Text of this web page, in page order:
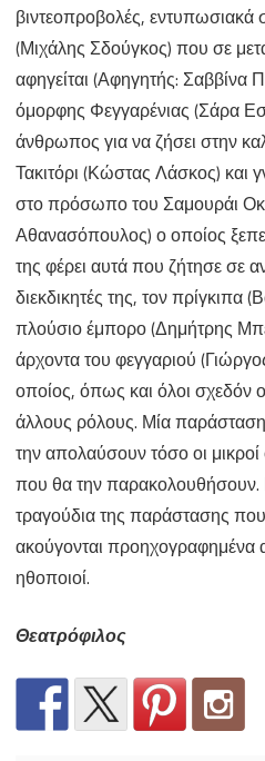
βιντεοπροβολές, εντυπωσιακά
(Μιχάλης Σδούγκος) που σε
αφηγείται (Αφηγητής: Σαββίνα
όμορφης Φεγγαρένιας (Σάρα
άνθρωπος για να ζήσει στην
Τακιτόρι (Κώστας Λάσκος) και
στο πρόσωπο του Σαμουράι
Αθανασόπουλος) ο οποίος
της φέρει αυτά που ζήτησε σε
διεκδικητές της, τον πρίγκιπα
πλούσιο έμπορο (Δημήτρης
άρχοντα του φεγγαριού
οποίος, όπως και όλοι σχεδόν
άλλους ρόλους. Μία
την απολαύσουν τόσο οι μικροί
που θα την παρακολουθήσουν.
τραγούδια της παράστασης
ακούγονται προηχογραφημένα
ηθοποιοί.
Θεατρόφιλος